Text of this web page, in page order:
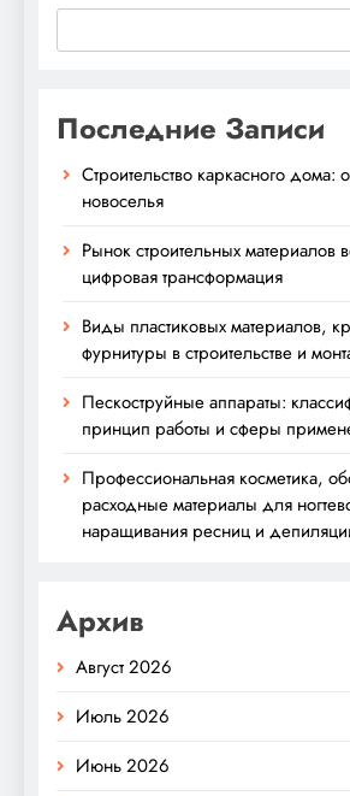
Последние Записи
Строительство каркасного дома:
новоселья
Рынок строительных материалов
цифровая трансформация
Виды пластиковых материалов,
фурнитуры в строительстве и
Пескоструйные аппараты:
принцип работы и сферы
Профессиональная косметика,
расходные материалы для
наращивания ресниц и
Архив
Август 2026
Июль 2026
Июнь 2026